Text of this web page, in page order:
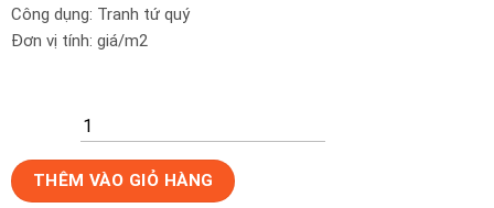
Công dụng: Tranh tứ quý
Đơn vị tính: giá/m2
Gạch
tranh
THÊM VÀO GIỎ HÀNG